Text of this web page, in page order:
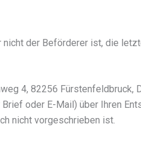
der Beförderer ist, die
4, 82256 Fürstenfeldbruck,
oder E-Mail) über Ihren
nicht vorgeschrieben ist.